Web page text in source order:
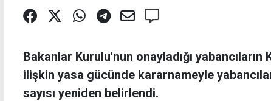
Bakanlar Kurulu'nun onayladığı
ilişkin yasa gücünde kararnameyle
sayısı yeniden belirlendi.